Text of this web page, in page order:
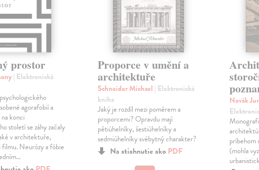
prostor
| Elektronická
agorafobií a
konci
století se záhy začaly
v architektuře,
filmu. Neurózy a fóbie
Proporce v umění a
architektuře
Schneider Michael | Elektronická
kniha
Jaký je rozdíl mezi poměrem a
proporcemi? Opravdu mají
pětiúhelníky, šestiúhelníky a
sedmiúhelníky svébytný charakter?
Na stiahnutie ako PDF
Novák
príbehom
(mohla